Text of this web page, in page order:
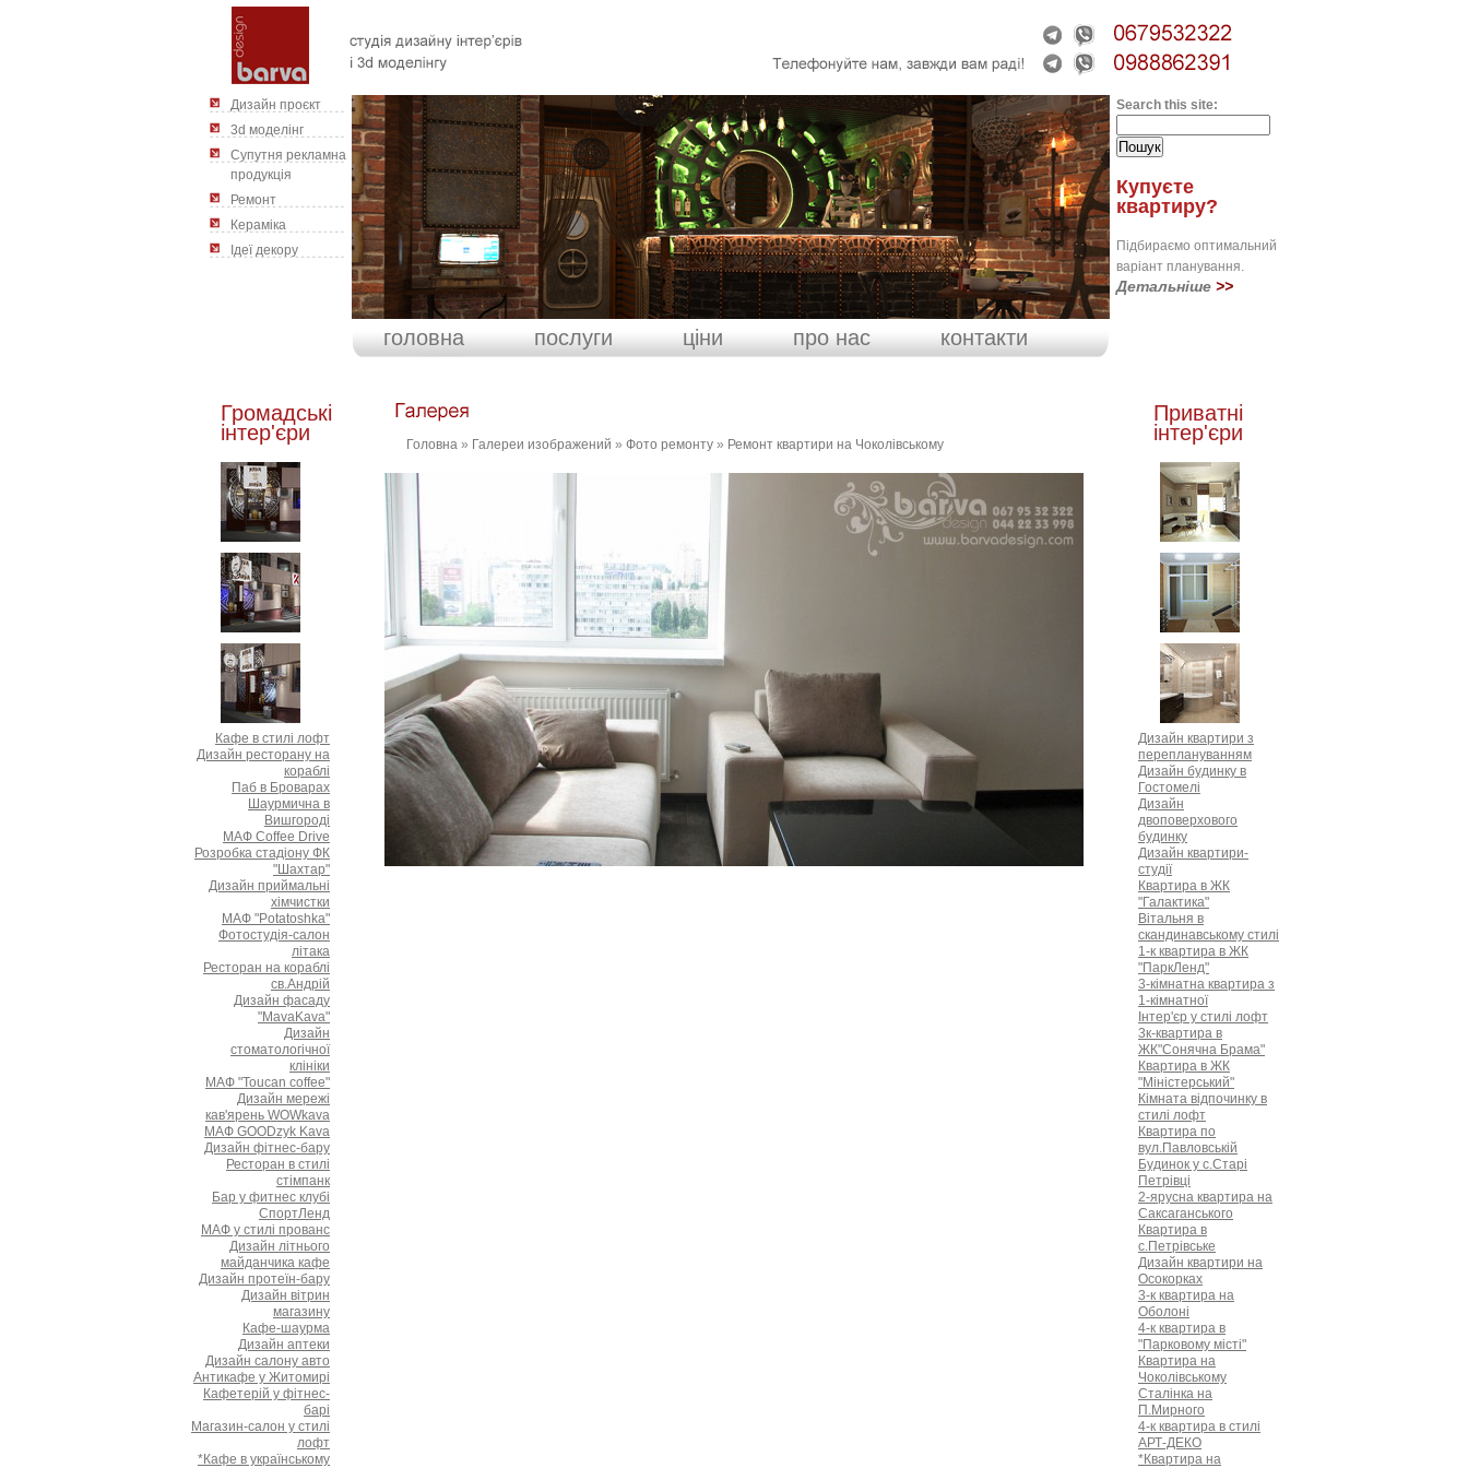
головна послуги ціни про нас контакти
Головна » Галереи изображений » Фото ремонту » Ремонт квартири на Чоколівському
Дизайн проєкт
3d моделінг
Cупутня рекламна
продукція
Ремонт
Кераміка
Ідеї декору
Громадські
інтер'єри
Кафе в стилі лофт
Дизайн ресторану на
кораблі
Паб в Броварах
Шаурмична в
Вишгороді
МАФ Coffee Drive
Розробка стадіону ФК
"Шахтар"
Дизайн приймальні
хімчистки
МАФ "Potatoshka"
Фотостудія-салон
літака
Ресторан на кораблі
св.Андрій
Дизайн фасаду
"MavaKava"
Дизайн
стоматологічної
клініки
МАФ "Toucan coffee"
Дизайн мережі
кав'ярень WOWkava
МАФ GOODzyk Kava
Дизайн фітнес-бару
Ресторан в стилі
стімпанк
Бар у фитнес клубі
СпортЛенд
МАФ у стилі прованс
Дизайн літнього
майданчика кафе
Дизайн протеїн-бару
Дизайн вітрин
магазину
Кафе-шаурма
Дизайн аптеки
Дизайн салону авто
Антикафе у Житомирі
Кафетерій у фітнес-
барі
Магазин-салон у стилі
лофт
*Кафе в українському
Search this site:
Купуєте
квартиру?
Підбираємо оптимальний
варіант планування.
Детальніше >>
Приватні
інтер'єри
Дизайн квартири з
переплануванням
Дизайн будинку в
Гостомелі
Дизайн
двоповерхового
будинку
Дизайн квартири-
студії
Квартира в ЖК
"Галактика"
Вітальня в
скандинавському стилі
1-к квартира в ЖК
"ПаркЛенд"
3-кімнатна квартира з
1-кімнатної
Інтер'єр у стилі лофт
3к-квартира в
ЖК"Сонячна Брама"
Квартира в ЖК
"Міністерський"
Кімната відпочинку в
стилі лофт
Квартира по
вул.Павловській
Будинок у с.Старі
Петрівці
2-ярусна квартира на
Саксаганського
Квартира в
с.Петрівське
Дизайн квартири на
Осокорках
3-к квартира на
Оболоні
4-к квартира в
"Парковому мicтi"
Квартира на
Чоколівському
Сталінка на
П.Мирного
4-к квартира в стилі
АРТ-ДЕКО
*Квартира на